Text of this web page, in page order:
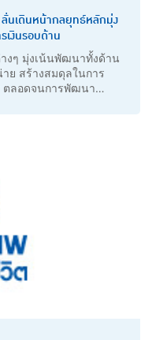
นเดินหน้ากลยุทธ์หลักมุ่ง
งินรอบด้าน
งๆ มุ่งเน้นพัฒนาทั้งด้าน
ย สร้างสมดุลในการ
ตลอดจนการพัฒนา